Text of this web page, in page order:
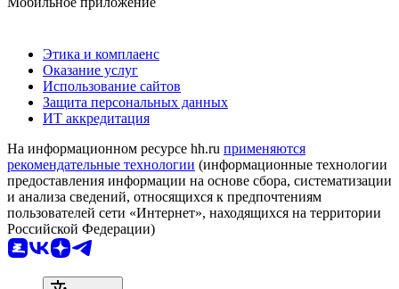
Этика и комплаенс
Оказание услуг
Использование сайтов
Защита персональных данных
ИТ аккредитация
На информационном ресурсе hh.ru применяются
рекомендательные технологии (информационные технологии
предоставления информации на основе сбора, систематизации
и анализа сведений, относящихся к предпочтениям
пользователей сети «Интернет», находящихся на территории
Российской Федерации)